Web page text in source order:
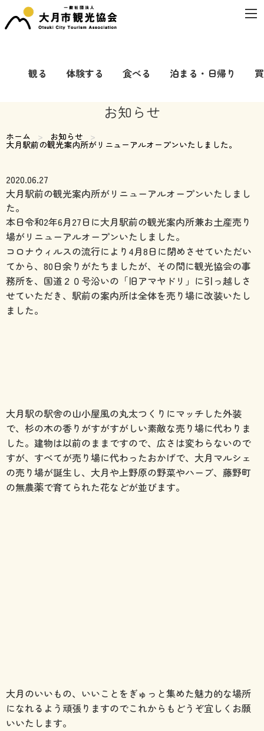
観る 体験する 食べる 泊まる・日帰り
お知らせ
ホーム お知らせ
現在のページ:
大月駅前の観光案内所がリニューアルオープンいたしました。
2020.06.27
大月駅前の観光案内所がリニューアルオープンいたしまし
た。
本日令和2年6月27日に大月駅前の観光案内所兼お土産売り
場がリニューアルオープンいたしました。
コロナウィルスの流行により4月8日に閉めさせていただい
てから、80日余りがたちましたが、その間に観光協会の事
務所を、国道２０号沿いの「旧アマヤドリ」に引っ越しさ
せていただき、駅前の案内所は全体を売り場に改装いたし
ました。
大月駅の駅舎の山小屋風の丸太つくりにマッチした外装
で、杉の木の香りがすがすがしい素敵な売り場に代わりま
した。建物は以前のままですので、広さは変わらないので
すが、すべてが売り場に代わったおかげで、大月マルシェ
の売り場が誕生し、大月や上野原の野菜やハーブ、藤野町
の無農薬で育てられた花などが並びます。
大月のいいもの、いいことをぎゅっと集めた魅力的な場所
になれるよう頑張りますのでこれからもどうぞ宜しくお願
いいたします。